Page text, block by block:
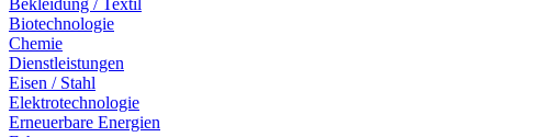
Bekleidung / Textil
Biotechnologie
Chemie
Dienstleistungen
Eisen / Stahl
Elektrotechnologie
Erneuerbare Energien